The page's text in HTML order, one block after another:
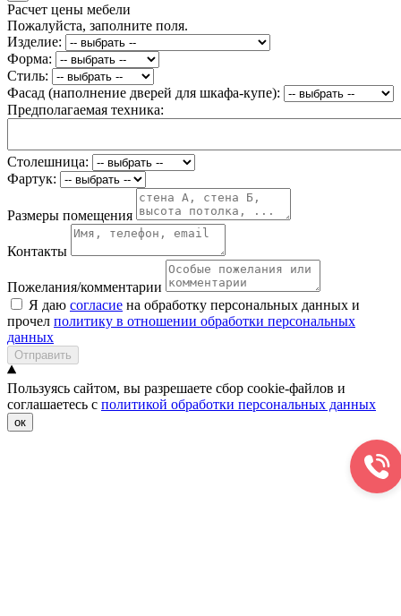
Расчет цены мебели
Пожалуйста, заполните поля.
Изделие:
Форма:
Стиль:
Фасад (наполнение дверей для шкафа-купе):
Предполагаемая техника:
Столешница:
Фартук:
Размеры помещения
Контакты
Пожелания/комментарии
Я даю согласие на обработку персональных данных и
прочел политику в отношении обработки персональных
данных
Отправить
Пользуясь сайтом, вы разрешаете сбор cookie-файлов и
соглашаетесь с политикой обработки персональных данных
ок